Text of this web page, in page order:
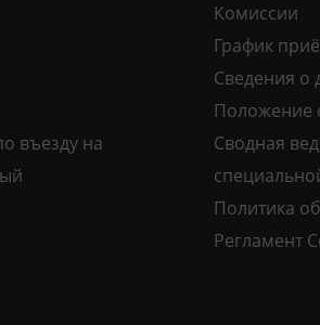
въезду на
Комиссии
График
Сведения о
Положение
Сводная
Политика
Регламент